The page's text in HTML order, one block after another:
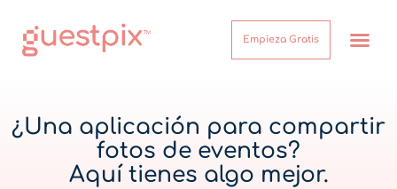
Empieza Gratis
¿Una aplicación para compartir
fotos de eventos?
Aquí tienes algo mejor.